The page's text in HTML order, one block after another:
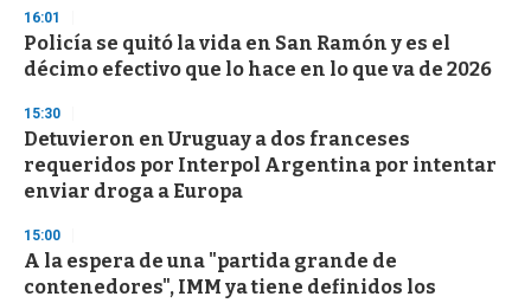
16:01
Policía se quitó la vida en San Ramón y es el
décimo efectivo que lo hace en lo que va de 2026
15:30
Detuvieron en Uruguay a dos franceses
requeridos por Interpol Argentina por intentar
enviar droga a Europa
15:00
A la espera de una "partida grande de
contenedores", IMM ya tiene definidos los